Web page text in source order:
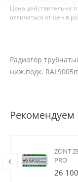
Цена действительна
отличаться от цен в
Радиатор
ниж.подк.
Рекомендуем
ZONT
PRO
26